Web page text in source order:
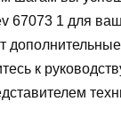
67073 1 для
к